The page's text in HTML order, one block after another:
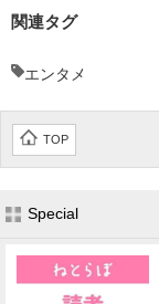
関連タグ
エンタメ
TOP
Special